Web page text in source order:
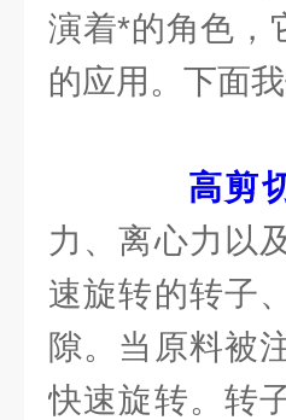
演着*的角色，
的应用。下面
高剪
力、离心力以
速旋转的转子
隙。当原料被
快速旋转。转